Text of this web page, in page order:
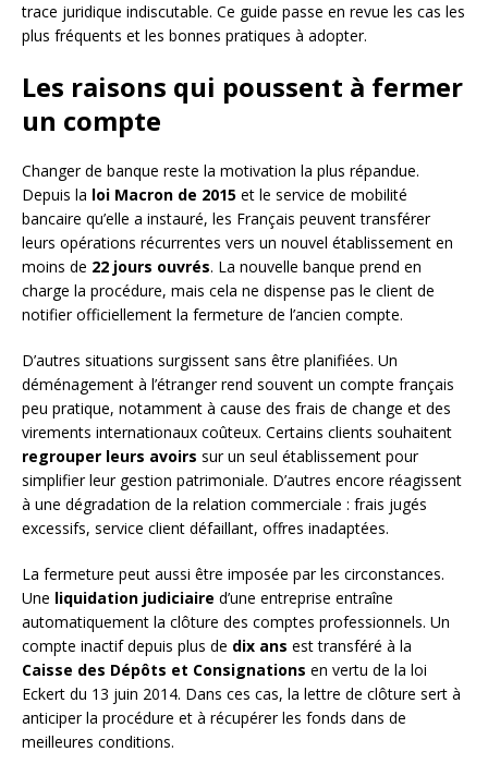
trace juridique indiscutable. Ce guide passe en revue les cas les
plus fréquents et les bonnes pratiques à adopter.
Les raisons qui poussent à fermer
un compte
Changer de banque reste la motivation la plus répandue.
Depuis la loi Macron de 2015 et le service de mobilité
bancaire qu’elle a instauré, les Français peuvent transférer
leurs opérations récurrentes vers un nouvel établissement en
moins de 22 jours ouvrés. La nouvelle banque prend en
charge la procédure, mais cela ne dispense pas le client de
notifier officiellement la fermeture de l’ancien compte.
D’autres situations surgissent sans être planifiées. Un
déménagement à l’étranger rend souvent un compte français
peu pratique, notamment à cause des frais de change et des
virements internationaux coûteux. Certains clients souhaitent
regrouper leurs avoirs sur un seul établissement pour
simplifier leur gestion patrimoniale. D’autres encore réagissent
à une dégradation de la relation commerciale : frais jugés
excessifs, service client défaillant, offres inadaptées.
La fermeture peut aussi être imposée par les circonstances.
Une liquidation judiciaire d’une entreprise entraîne
automatiquement la clôture des comptes professionnels. Un
compte inactif depuis plus de dix ans est transféré à la
Caisse des Dépôts et Consignations en vertu de la loi
Eckert du 13 juin 2014. Dans ces cas, la lettre de clôture sert à
anticiper la procédure et à récupérer les fonds dans de
meilleures conditions.